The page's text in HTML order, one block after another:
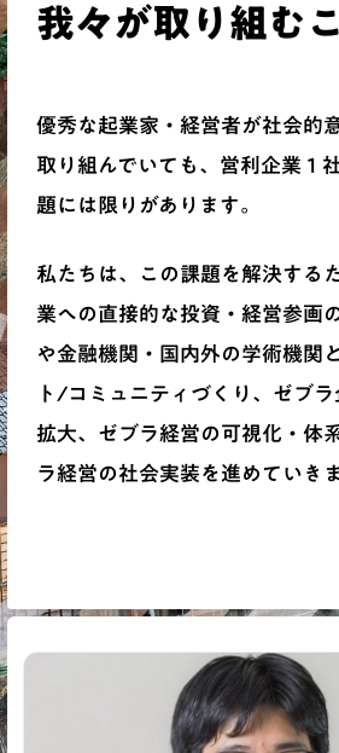
我々が取り組む
優秀な起業家・経営者が社会的
取り組んでいても、営利企業１
題には限りがあります。
私たちは、この課題を解決する
業への直接的な投資・経営参画
や金融機関・国内外の学術機関
ト/コミュニティづくり、ゼブ
拡大、ゼブラ経営の可視化・体
ラ経営の社会実装を進めていきま